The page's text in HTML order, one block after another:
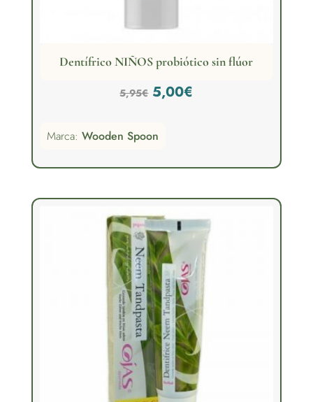
Dentífrico NIÑOS probiótico sin flúor
5,95€ El
original
era:
5,00€
es:
Marca: Wooden Spoon